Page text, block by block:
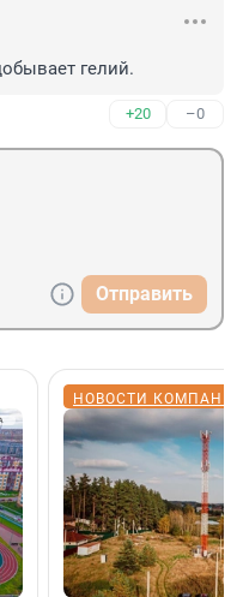
гелий.
+20 –0
Отправить
НОВОСТИ